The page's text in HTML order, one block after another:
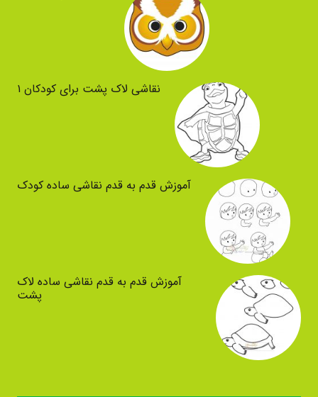
نقاشی لاک پشت برای کودکان ۱
آموزش قدم به قدم نقاشی ساده کودک
آموزش قدم به قدم نقاشی ساده لاک
پشت